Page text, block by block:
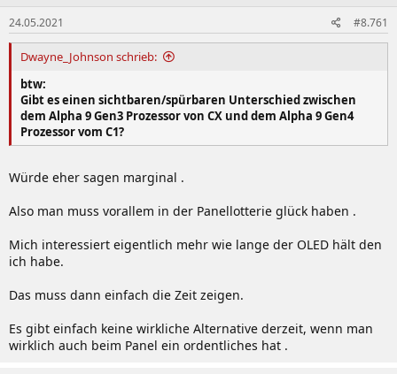
r
m
24.05.2021 #8.761
Dwayne_Johnson schrieb:
btw:
Gibt es einen sichtbaren/spürbaren Unterschied zwischen
dem Alpha 9 Gen3 Prozessor von CX und dem Alpha 9 Gen4
Prozessor vom C1?
Würde eher sagen marginal .
Also man muss vorallem in der Panellotterie glück haben .
Mich interessiert eigentlich mehr wie lange der OLED hält den
ich habe.
Das muss dann einfach die Zeit zeigen.
Es gibt einfach keine wirkliche Alternative derzeit, wenn man
wirklich auch beim Panel ein ordentliches hat .